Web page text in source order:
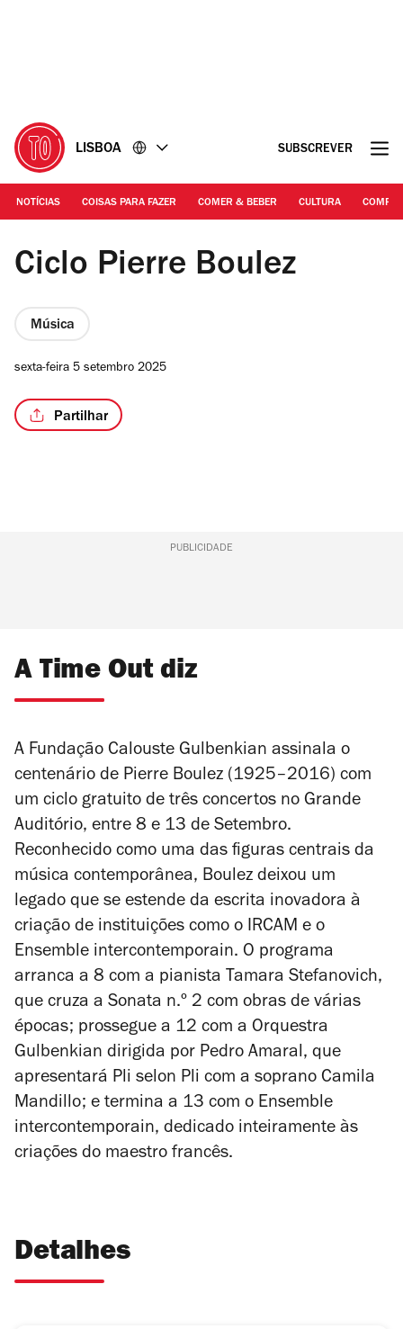
LISBOA SUBSCREVER
NOTÍCIAS COISAS PARA FAZER COMER & BEBER CULTURA
DR | Tamara Stefanovich
Ciclo Pierre Boulez
Música
sexta-feira 5 setembro 2025
Partilhar
PUBLICIDADE
A Time Out diz
A Fundação Calouste Gulbenkian assinala o
centenário de Pierre Boulez (1925–2016) com
um ciclo gratuito de três concertos no Grande
Auditório, entre 8 e 13 de Setembro.
Reconhecido como uma das figuras centrais da
música contemporânea, Boulez deixou um
legado que se estende da escrita inovadora à
criação de instituições como o IRCAM e o
Ensemble intercontemporain. O programa
arranca a 8 com a pianista Tamara Stefanovich,
que cruza a Sonata n.º 2 com obras de várias
épocas; prossegue a 12 com a Orquestra
Gulbenkian dirigida por Pedro Amaral, que
apresentará Pli selon Pli com a soprano Camila
Mandillo; e termina a 13 com o Ensemble
intercontemporain, dedicado inteiramente às
criações do maestro francês.
Detalhes